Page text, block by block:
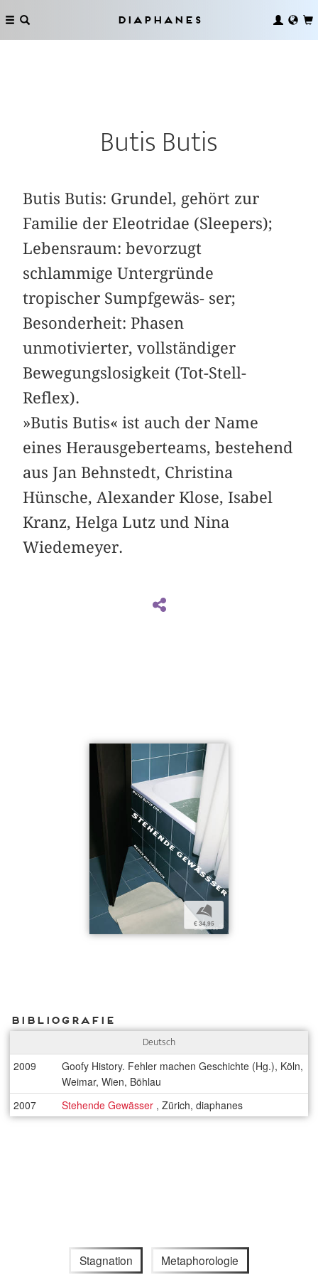
Diaphanes
Butis Butis
Butis Butis: Grundel, gehört zur
Familie der Eleotridae (Sleepers);
Lebensraum: bevorzugt
schlammige Untergründe
tropischer Sumpfgewäs- ser;
Besonderheit: Phasen
unmotivierter, vollständiger
Bewegungslosigkeit (Tot-Stell-
Reflex).
»Butis Butis« ist auch der Name
eines Herausgeberteams, bestehend
aus Jan Behnstedt, Christina
Hünsche, Alexander Klose, Isabel
Kranz, Helga Lutz und Nina
Wiedemeyer.
b
€ 34,95
Bibliografie
Deutsch
2009
Goofy History. Fehler machen Geschichte (Hg.), Köln,
Weimar, Wien, Böhlau
2007
Stehende Gewässer , Zürich, diaphanes
Stagnation Metaphorologie